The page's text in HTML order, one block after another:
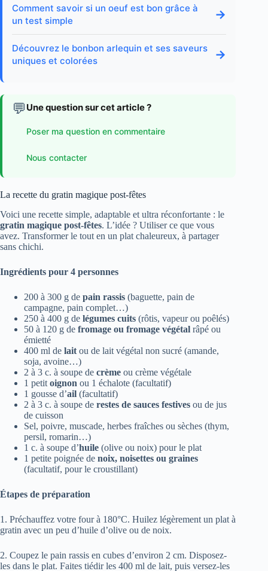
Comment savoir si un oeuf est bon grâce à
un test simple
→
Découvrez le bonbon arlequin et ses saveurs
uniques et colorées
→
💬 Une question sur cet article ?
Poser ma question en commentaire
Nous contacter
La recette du gratin magique post-fêtes
Voici une recette simple, adaptable et ultra réconfortante : le
gratin magique post-fêtes. L’idée ? Utiliser ce que vous
avez. Transformer le tout en un plat chaleureux, à partager
sans chichi.
Ingrédients pour 4 personnes
200 à 300 g de pain rassis (baguette, pain de
campagne, pain complet…)
250 à 400 g de légumes cuits (rôtis, vapeur ou poêlés)
50 à 120 g de fromage ou fromage végétal râpé ou
émietté
400 ml de lait ou de lait végétal non sucré (amande,
soja, avoine…)
2 à 3 c. à soupe de crème ou crème végétale
1 petit oignon ou 1 échalote (facultatif)
1 gousse d’ail (facultatif)
2 à 3 c. à soupe de restes de sauces festives ou de jus
de cuisson
Sel, poivre, muscade, herbes fraîches ou sèches (thym,
persil, romarin…)
1 c. à soupe d’huile (olive ou noix) pour le plat
1 petite poignée de noix, noisettes ou graines
(facultatif, pour le croustillant)
Étapes de préparation
1. Préchauffez votre four à 180°C. Huilez légèrement un plat à
gratin avec un peu d’huile d’olive ou de noix.
2. Coupez le pain rassis en cubes d’environ 2 cm. Disposez-
les dans le plat. Faites tiédir les 400 ml de lait, puis versez-les